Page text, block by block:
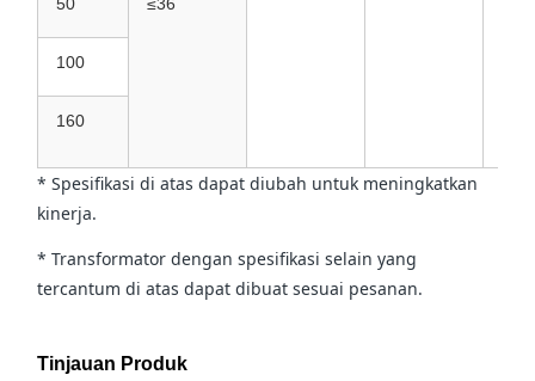
100
160
* Spesifikasi di atas dapat diubah untuk meningkatkan
kinerja.
* Transformator dengan spesifikasi selain yang
tercantum di atas dapat dibuat sesuai pesanan.
Tinjauan Produk